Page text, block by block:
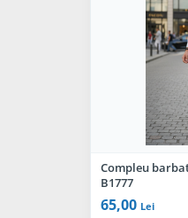
Compleu
B1777
65,00 Lei